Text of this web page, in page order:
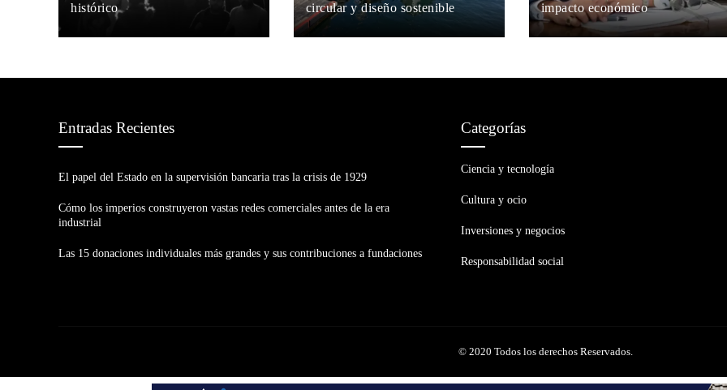
histórico
circular y diseño sostenible
impacto económico
Hace 3 semanas
Entradas Recientes
El papel del Estado en la supervisión bancaria tras la crisis de 1929
Cómo los imperios construyeron vastas redes comerciales antes de la era
industrial
Las 15 donaciones individuales más grandes y sus contribuciones a fundaciones
Categorías
Ciencia y tecnología
Cultura y ocio
Inversiones y negocios
Responsabilidad social
© 2020 Todos los derechos Reservados.